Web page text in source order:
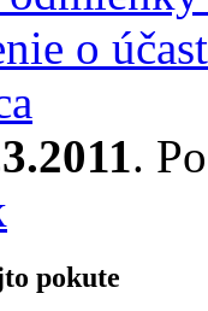
o
.
pokute